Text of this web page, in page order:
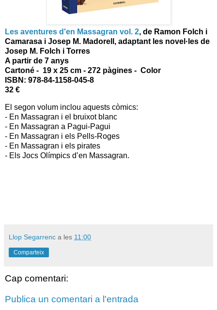
Les aventures d'en Massagran vol. 2, de Ramon Folch i
Camarasa i Josep M. Madorell, adaptant les novel·les de
Josep M. Folch i Torres
A partir de 7 anys
Cartoné - 19 x 25 cm - 272 pàgines - Color
ISBN: 978-84-1158-045-8
32 €
El segon volum inclou aquests còmics:
- En Massagran i el bruixot blanc
- En Massagran a Pagui-Pagui
- En Massagran i els Pells-Roges
- En Massagran i els pirates
- Els Jocs Olímpics d’en Massagran.
Llop Segarrenc a les 11:00
Comparteix
Cap comentari:
Publica un comentari a l'entrada